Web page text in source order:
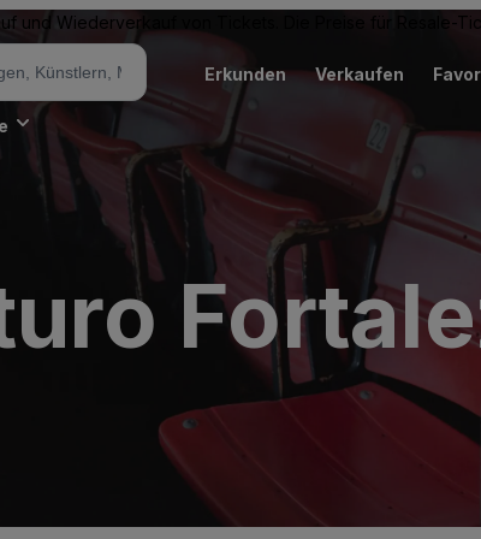
und Wiederverkauf von Tickets. Die Preise für Resale-
Erkunden Verkaufen